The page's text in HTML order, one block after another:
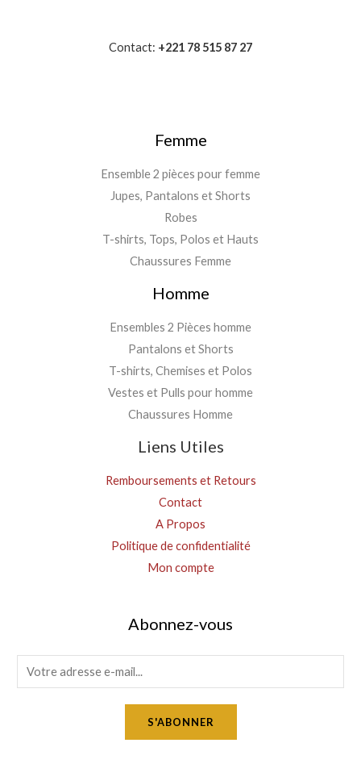
Contact: +221 78 515 87 27
Femme
Ensemble 2 pièces pour femme
Jupes, Pantalons et Shorts
Robes
T-shirts, Tops, Polos et Hauts
Chaussures Femme
Homme
Ensembles 2 Pièces homme
Pantalons et Shorts
T-shirts, Chemises et Polos
Vestes et Pulls pour homme
Chaussures Homme
Liens Utiles
Remboursements et Retours
Contact
A Propos
Politique de confidentialité
Mon compte
Abonnez-vous
m
S'ABONNER